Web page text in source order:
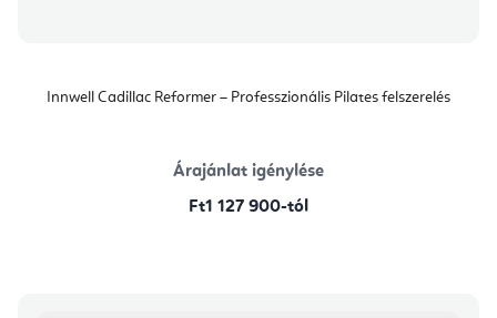
Innwell Cadillac Reformer – Professzionális Pilates felszerelés
Árajánlat igénylése
Ft1 127 900-tól